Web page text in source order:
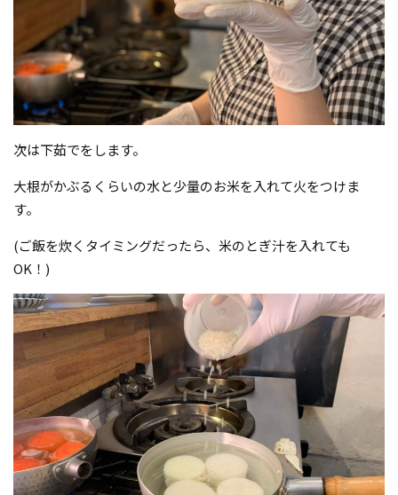
次は下茹でをします。
大根がかぶるくらいの水と少量のお米を入れて火をつけま
す。
(ご飯を炊くタイミングだったら、米のとぎ汁を入れても
OK！)